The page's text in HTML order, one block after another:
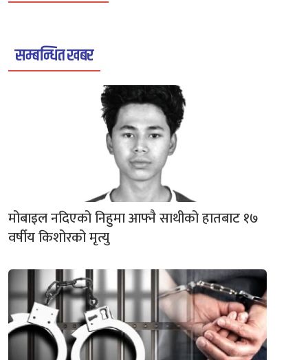
सम्बन्धित खबर
मोबाइल नदिएको निहुमा आफ्नै साथीको हातबाट १७
वर्षीय किशोरको मृत्यु